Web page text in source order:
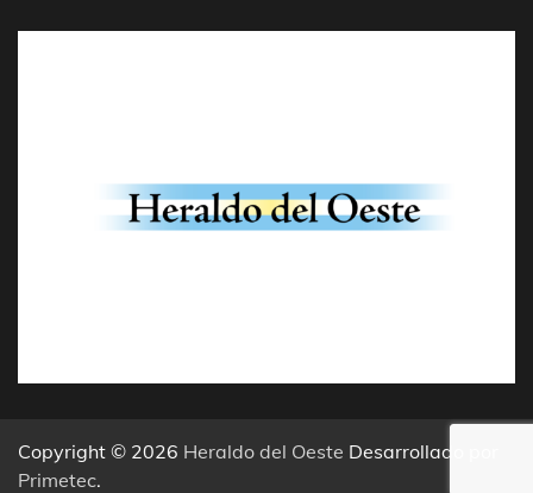
Copyright © 2026 Heraldo del Oeste Desarrollado por
Primetec.